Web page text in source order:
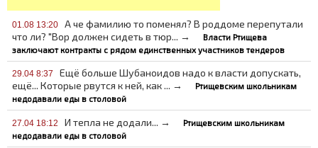
01.08 13:20
А че фамилию то поменял? В роддоме перепутали
что ли? "Вор должен сидеть в тюр... →
Власти Ртищева
заключают контракты с рядом единственных участников тендеров
29.04 8:37
Ещё больше Шубаноидов надо к власти допускать,
ещё... Которые рвутся к ней, как ... →
Ртищевским школьникам
недодавали еды в столовой
27.04 18:12 И тепла не додали... →
Ртищевским школьникам
недодавали еды в столовой